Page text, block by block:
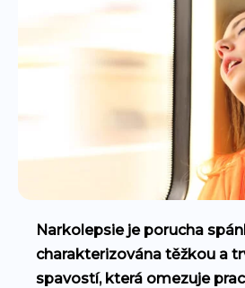
Narkolepsie je porucha
charakterizována těžkou a
spavostí, která omezuje